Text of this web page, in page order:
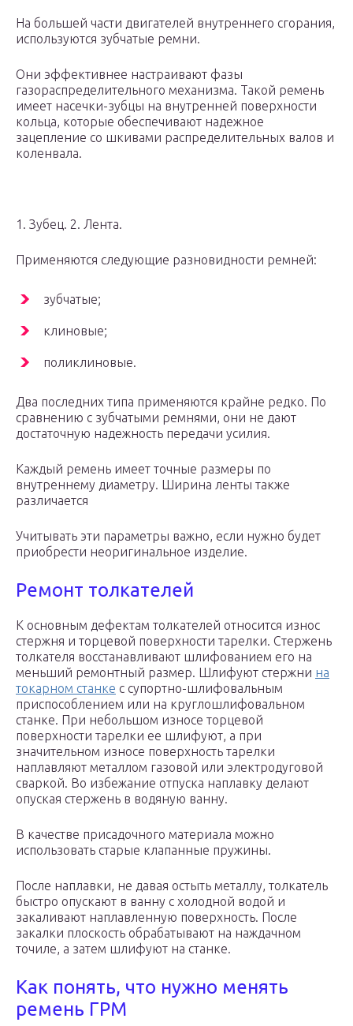
На большей части двигателей внутреннего сгорания,
используются зубчатые ремни.
Они эффективнее настраивают фазы
газораспределительного механизма. Такой ремень
имеет насечки-зубцы на внутренней поверхности
кольца, которые обеспечивают надежное
зацепление со шкивами распределительных валов и
коленвала.
1. Зубец. 2. Лента.
Применяются следующие разновидности ремней:
зубчатые;
клиновые;
поликлиновые.
Два последних типа применяются крайне редко. По
сравнению с зубчатыми ремнями, они не дают
достаточную надежность передачи усилия.
Каждый ремень имеет точные размеры по
внутреннему диаметру. Ширина ленты также
различается
Учитывать эти параметры важно, если нужно будет
приобрести неоригинальное изделие.
Ремонт толкателей
К основным дефектам толкателей относится износ
стержня и торцевой поверхности тарелки. Стержень
толкателя восстанавливают шлифованием его на
меньший ремонтный размер. Шлифуют стержни на
токарном станке с супортно-шлифовальным
приспособлением или на круглошлифовальном
станке. При небольшом износе торцевой
поверхности тарелки ее шлифуют, а при
значительном износе поверхность тарелки
наплавляют металлом газовой или электродуговой
сваркой. Во избежание отпуска наплавку делают
опуская стержень в водяную ванну.
В качестве присадочного материала можно
использовать старые клапанные пружины.
После наплавки, не давая остыть металлу, толкатель
быстро опускают в ванну с холодной водой и
закаливают наплавленную поверхность. После
закалки плоскость обрабатывают на наждачном
точиле, а затем шлифуют на станке.
Как понять, что нужно менять
ремень ГРМ